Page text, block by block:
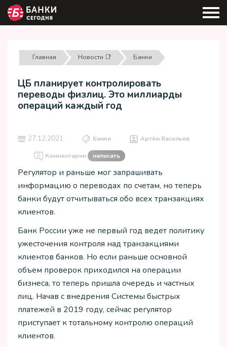
Главная Новости 📑 Банки
ЦБ планирует контролировать
переводы физлиц. Это миллиарды
операций каждый год
27.12.2021 Банки Артём Васильев
Комментарии написать
Регулятор и раньше мог запрашивать
информацию о переводах по счетам, но теперь
банки будут отчитываться обо всех транзакциях
клиентов.
Банк России уже не первый год ведет политику
ужесточения контроля над транзакциями
клиентов банков. Но если раньше основной
объем проверок приходился на операции
бизнеса, то теперь пришла очередь и частных
лиц. Начав с внедрения Системы быстрых
платежей в 2019 году, сейчас регулятор
приступает к тотальному контролю операций
клиентов.